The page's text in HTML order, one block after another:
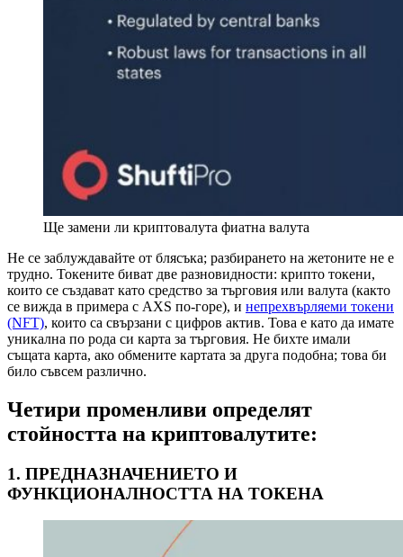
Ще замени ли криптовалута фиатна валута
Не се заблуждавайте от блясъка; разбирането на жетоните не е
трудно. Токените биват две разновидности: крипто токени,
които се създават като средство за търговия или валута (както
се вижда в примера с AXS по-горе), и непрехвърляеми токени
(NFT), които са свързани с цифров актив. Това е като да имате
уникална по рода си карта за търговия. Не бихте имали
същата карта, ако обмените картата за друга подобна; това би
било съвсем различно.
Четири променливи определят
стойността на криптовалутите:
1. ПРЕДНАЗНАЧЕНИЕТО И
ФУНКЦИОНАЛНОСТТА НА ТОКЕНА